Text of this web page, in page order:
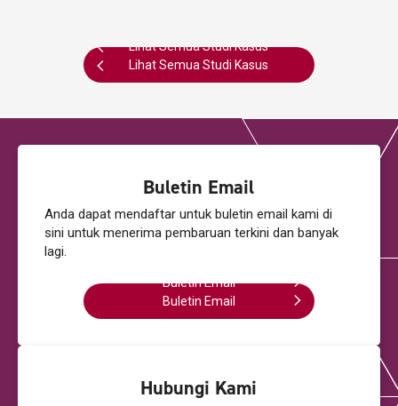
Lihat Semua Studi Kasus
Lihat Semua Studi Kasus
Buletin Email
Anda dapat mendaftar untuk buletin email kamidi
sini untuk menerima pembaruan terkini dan banyak
lagi.
Buletin Email
Buletin Email
Hubungi Kami